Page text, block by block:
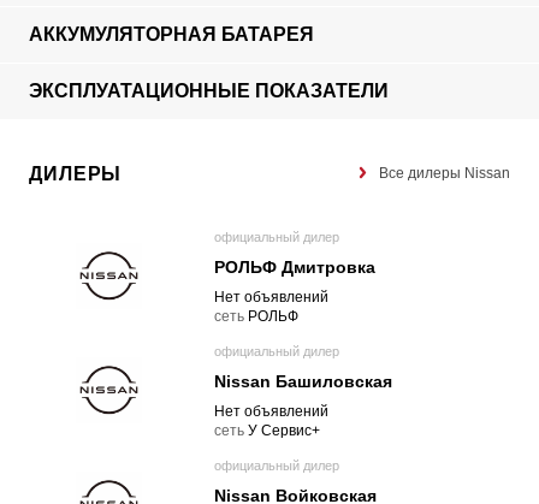
АККУМУЛЯТОРНАЯ БАТАРЕЯ
ЭКСПЛУАТАЦИОННЫЕ ПОКАЗАТЕЛИ
ДИЛЕРЫ Все дилеры Nissan
официальный дилер
РОЛЬФ Дмитровка
Нет объявлений
cеть РОЛЬФ
официальный дилер
Nissan Башиловская
Нет объявлений
cеть У Сервис+
официальный дилер
Nissan Войковская